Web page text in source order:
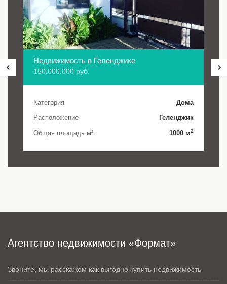
Недвижимость в Геленджике
150.000.000 руб.
Категория
Дома
Расположение
Геленджик
Общая площадь м²:
1000 м2
Агентство недвижимости «Формат»
Звоните, мы расскажем как выгодно купить недвижимость